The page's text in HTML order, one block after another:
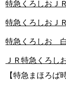
特急くろしおＪ
特急くろしおＪ
特急くろしお
ＪＲ特急くろし
【特急まほろば